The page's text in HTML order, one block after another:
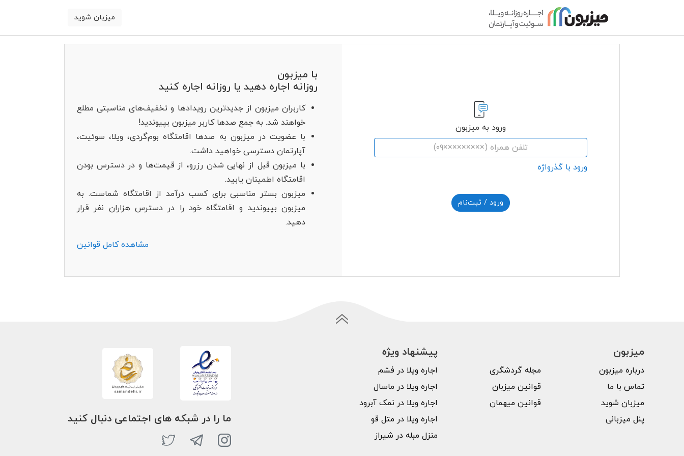
میزبان شوید
ورود به میزبون
ورود با گذرواژه
ورود / ثبت‌نام
با میزبون
روزانه اجاره دهید یا روزانه اجاره کنید
‫کاربران میزبون از جدیدترین رویدادها و تخفیف‌های مناسبتی مطلع
خواهند شد. به جمع صدها کاربر میزبون بپیوندید!
با ‫عضویت در میزبون به صدها اقامتگاه بوم‌گردی، ویلا، سوئیت،
آپارتمان دسترسی خواهید داشت.
‫با میزبون قبل از نهایی شدن رزرو، از قیمت‌ها و در دسترس بودن
اقامتگاه اطمینان یابید.
‫میزبون بستر مناسبی برای کسب درآمد از اقامتگاه شماست. به
میزبون بپیوندید و اقامتگاه خود را در دسترس هزاران نفر قرار
دهید.
مشاهده کامل قوانین
میزبون
درباره میزبون
تماس با ما
میزبان شوید
پنل میزبانی
مجله گردشگری
قوانین میزبان
قوانین میهمان
پیشنهاد ویژه
اجاره ویلا در فشم
اجاره ویلا در ماسال
اجاره ویلا در نمک آبرود
اجاره ویلا در متل قو
منزل مبله در شیراز
ما را در شبکه های اجتماعی دنبال کنید